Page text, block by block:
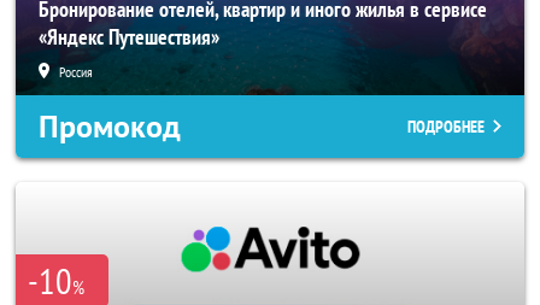
Бронирование отелей, квартир и иного жилья в сервисе
«Яндекс Путешествия»
Россия
Промокод ПОДРОБНЕЕ
-10%